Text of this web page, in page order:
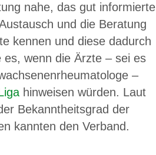
nahe, das gut informierte
und die Beratung
kennen und diese dadurch
wenn die Ärzte – sei es
–
hinweisen würden. Laut
Bekanntheitsgrad der
kannten den Verband.